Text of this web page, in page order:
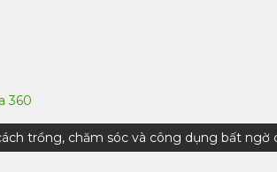
360
trồng, chăm sóc và công dụng bất ngờ